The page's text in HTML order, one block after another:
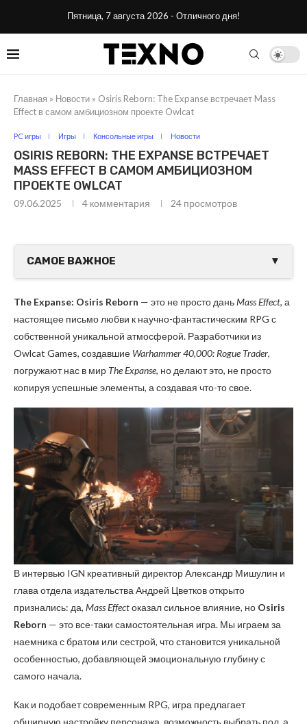
Пятница, 7 августа 2026 - Отличного дня!
Главная » Новости » Osiris Reborn: The Expanse встречает Mass
Effect в самом амбициозном проекте Owlcat
PC игры Игры Консольные игры Новости
OSIRIS REBORN: THE EXPANSE ВСТРЕЧАЕТ
MASS EFFECT В САМОМ АМБИЦИОЗНОМ
ПРОЕКТЕ OWLCAT
09.06.2025 4 комментария 24 просмотров
САМОЕ ВАЖНОЕ ▼
The Expanse: Osiris Reborn — это не просто даньMass Effect, а
настоящее письмо любви к научно-фантастическим RPG с
собственной уникальной атмосферой. Разработчики из
Owlcat Games, создавшие Warhammer 40,000: Rogue Trader,
погружают нас в мир The Expanse, но делают это, не просто
копируя успешные элементы, а создавая что-то свое.
В интервью IGN креативный директор Александр Мишулин и
глава отдела издательства Андрей Цветков открыто
признались: да, Mass Effectоказал сильное влияние, но Osiris
Reborn — это все-таки самостоятельная игра. Мы играем за
наемника с братом или сестрой, что становится уникальной
особенностью, добавляющей эмоциональную глубину с
самого начала.
Как и подобает современным RPG, игра предлагает